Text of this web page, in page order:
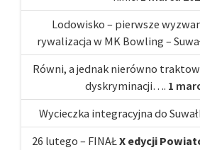
Lodowisko – pierwsze
rywalizacja w MK Bowling –
Równi, a jednak nierówno
dyskryminacji…. 1
Wycieczka integracyjna do
26 lutego – FINAŁX edycji